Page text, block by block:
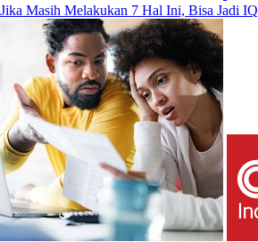
Jika Masih Melakukan 7 Hal Ini, Bisa Jadi